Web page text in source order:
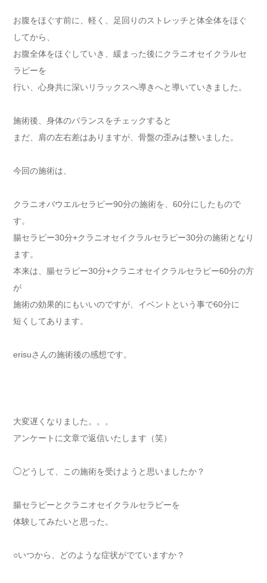
お腹をほぐす前に、軽く、足回りのストレッチと体全体をほぐ
してから、
お腹全体をほぐしていき、緩まった後にクラニオセイクラルセ
ラピーを
行い、心身共に深いリラックスへ導きへと導いていきました。
施術後、身体のバランスをチェックすると
まだ、肩の左右差はありますが、骨盤の歪みは整いました。
今回の施術は、
クラニオバウエルセラピー90分の施術を、60分にしたもので
す。
腸セラピー30分+クラニオセイクラルセラピー30分の施術となり
ます。
本来は、腸セラピー30分+クラニオセイクラルセラピー60分の方
が
施術の効果的にもいいのですが、イベントという事で60分に
短くしてあります。
erisuさんの施術後の感想です。
大変遅くなりました。。。
アンケートに文章で返信いたします（笑）
◯どうして、この施術を受けようと思いましたか？
腸セラピーとクラニオセイクラルセラピーを
体験してみたいと思った。
○いつから、どのような症状がでていますか？